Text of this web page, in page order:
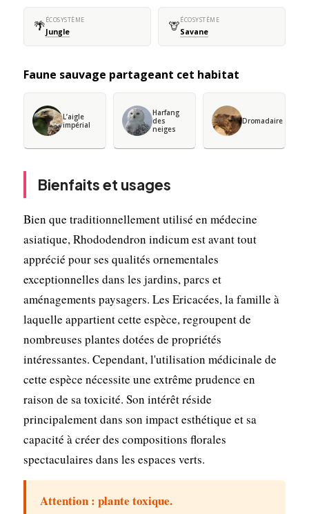
🌴ÉCOSYSTÈME
Jungle 🦒ÉCOSYSTÈME
Savane
Faune sauvage partageant cet habitat
L’aigle
impérial
Harfang
des
neiges
Dromadaire
Bienfaits et usages
Bien que traditionnellement utilisé en médecine
asiatique, Rhododendron indicum est avant tout
apprécié pour ses qualités ornementales
exceptionnelles dans les jardins, parcs et
aménagements paysagers. Les Ericacées, la famille à
laquelle appartient cette espèce, regroupent de
nombreuses plantes dotées de propriétés
intéressantes. Cependant, l'utilisation médicinale de
cette espèce nécessite une extrême prudence en
raison de sa toxicité. Son intérêt réside
principalement dans son impact esthétique et sa
capacité à créer des compositions florales
spectaculaires dans les espaces verts.
Attention : plante toxique.